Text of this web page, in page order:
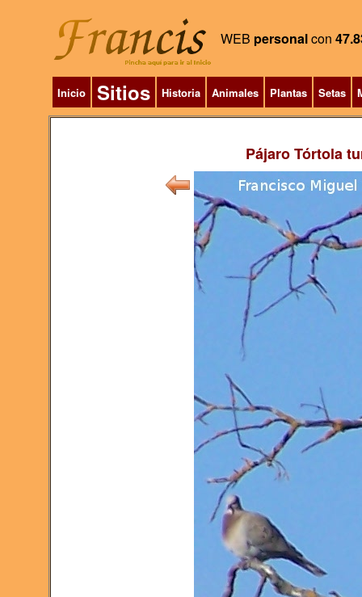
WEB personalcon
Inicio Sitios Historia Animales Plantas Setas
Pájaro Tórtola